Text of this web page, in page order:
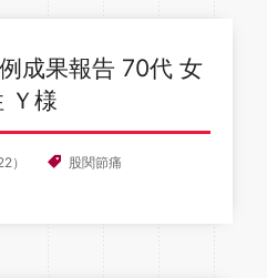
成果報告 70代 女
Ｙ様
） 股関節痛